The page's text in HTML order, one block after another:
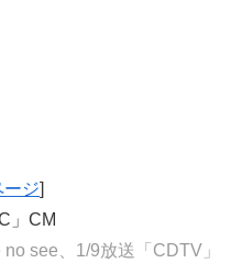
ージ]
」CM
see、1/9放送「CDTV」